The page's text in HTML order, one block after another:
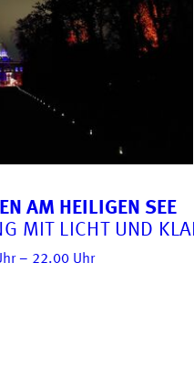
AM HEILIGEN SEE
MIT LICHT UND
– 22.00 Uhr